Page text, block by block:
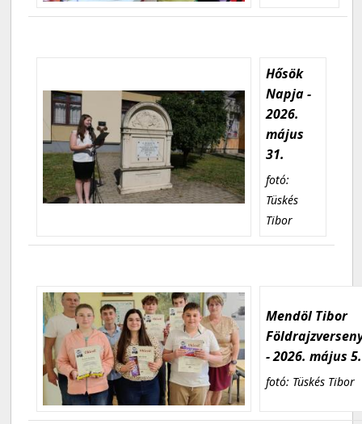
Hősök
Napja -
2026.
május
31.
fotó:
Tüskés
Tibor
Mendöl Tibor
- 2026. május 5.
fotó: Tüskés Tibor